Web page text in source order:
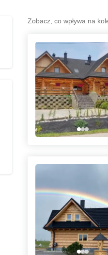
Zobacz, co wpływa na